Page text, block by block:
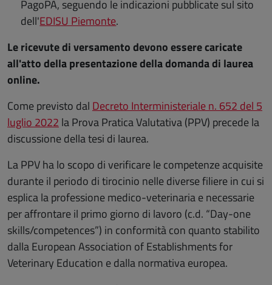
PagoPA, seguendo le indicazioni pubblicate sul sito
dell'EDISU Piemonte.
Le ricevute di versamento devono essere caricate
all'atto della presentazione della domanda di laurea
online.
Come previsto dal Decreto Interministeriale n. 652 del 5
luglio 2022 la Prova Pratica Valutativa (PPV) precede la
discussione della tesi di laurea.
La PPV ha lo scopo di verificare le competenze acquisite
durante il periodo di tirocinio nelle diverse filiere in cui si
esplica la professione medico-veterinaria e necessarie
per affrontare il primo giorno di lavoro (c.d. “Day-one
skills/competences”) in conformità con quanto stabilito
dalla European Association of Establishments for
Veterinary Education e dalla normativa europea.